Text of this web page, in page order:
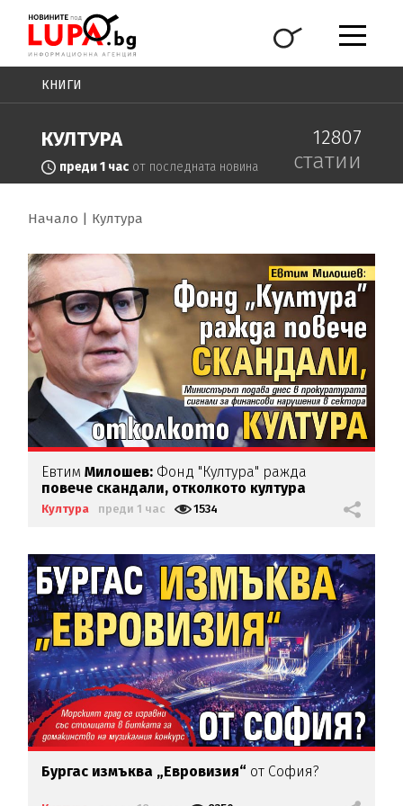
КНИГИ
КУЛТУРА
преди 1 час от последната новина
12807
статии
Начало Култура
ЕвтимМилошев: Фонд "Култура" ражда
повече скандали, отколкото култура
Култура преди 1 час 1534
Бургас измъква „Евровизия“ от София?